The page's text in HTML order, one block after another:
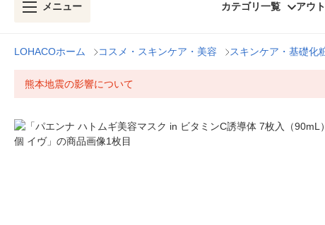
メニュー カテゴリ一覧 アウ
LOHACOホーム コスメ・スキンケア・美容 スキンケア・基礎化
熊本地震の影響について